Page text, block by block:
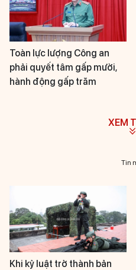
Toàn lực lượng Công an
phải quyết tâm gấp mười,
hành động gấp trăm
XEM
Tin
Khi kỷ luật trở thành bản